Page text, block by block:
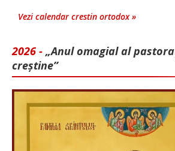
Vezi calendar crestin ortodox »
2026 - „Anul omagial al
creștine”